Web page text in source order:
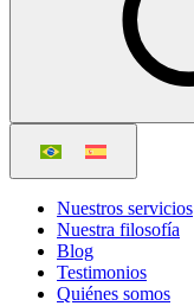
Nuestros servicios
Nuestra filosofía
Blog
Testimonios
Quiénes somos